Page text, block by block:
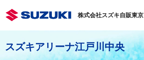
株式会社スズキ自販東京
スズキアリーナ江戸川中央